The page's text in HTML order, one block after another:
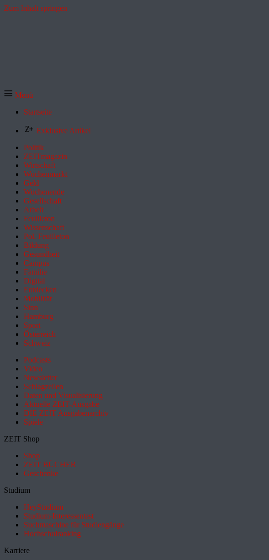
Zum Inhalt springen
Menü
Startseite
Exklusive Artikel
Politik
ZEITmagazin
Wirtschaft
Wochenmarkt
Geld
Wochenende
Gesellschaft
Arbeit
Feuilleton
Wissenschaft
Pol. Feuilleton
Bildung
Gesundheit
Campus
Familie
Digital
Entdecken
Mobilität
Sinn
Hamburg
Sport
Österreich
Schweiz
Podcasts
Video
Newsletter
Schlagzeilen
Daten und Visualisierung
Aktuelle ZEIT-Ausgabe
DIE ZEIT Ausgabenarchiv
Spiele
ZEIT Shop
Shop
ZEIT BÜCHER
Geschenke
Studium
HeyStudium
Studium-Interessentest
Suchmaschine für Studiengänge
Hochschulranking
Karriere